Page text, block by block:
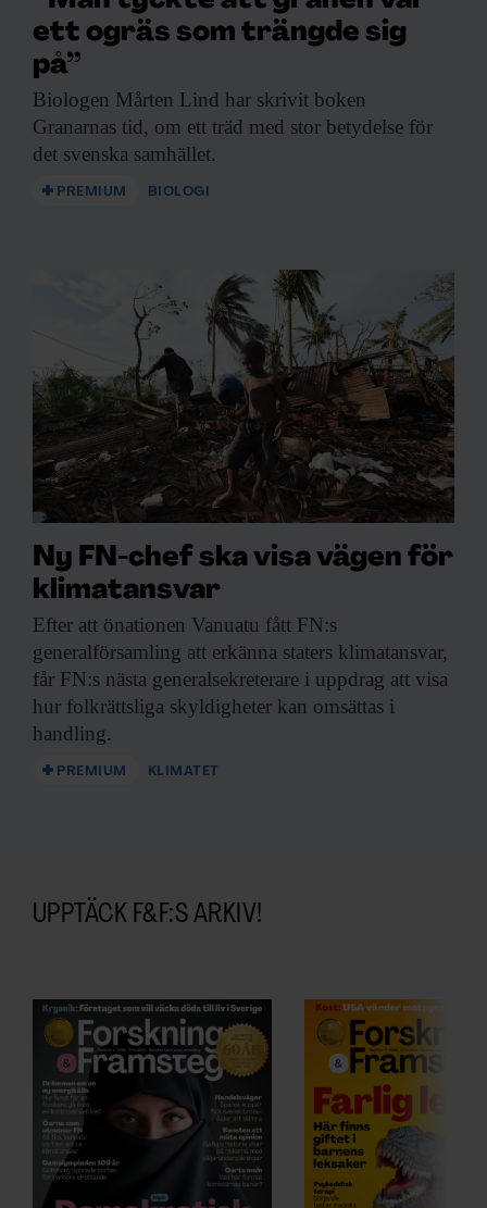
ett ogräs som trängde sig
på”
Biologen Mårten Lind har skrivit boken
Granarnas tid, om ett träd med stor betydelse för
det svenska samhället.
PREMIUM BIOLOGI
Ny FN-chef ska visa vägen för
klimatansvar
Efter att önationen Vanuatu fått FN:s
generalförsamling att erkänna staters klimatansvar,
får FN:s nästa generalsekreterare i uppdrag att visa
hur folkrättsliga skyldigheter kan omsättas i
handling.
PREMIUM KLIMATET
UPPTÄCK F&F:S ARKIV!